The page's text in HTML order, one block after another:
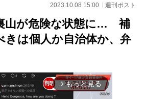
2023.10.08 15:00 週刊ポスト
山が危険な状態に… 補
きは個人か自治体か、弁
arrow_forward_ios もっと見る